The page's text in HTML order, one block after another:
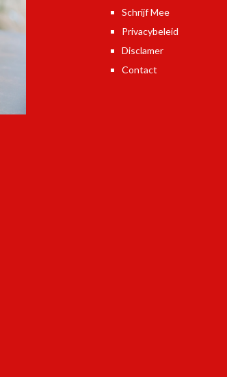
Schrijf Mee
Privacybeleid
Disclamer
Contact